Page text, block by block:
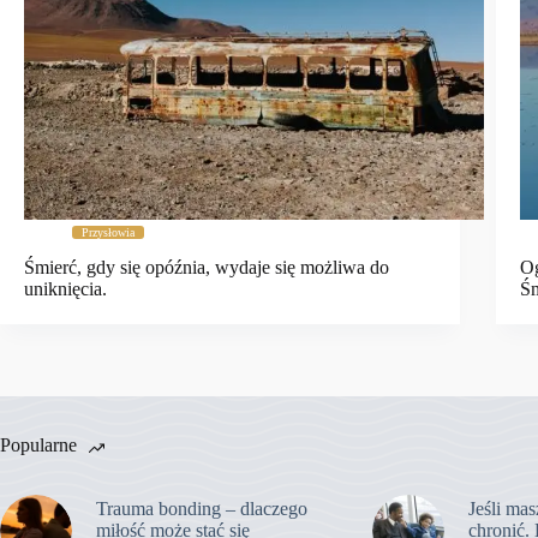
Przysłowia
Śmierć, gdy się opóźnia, wydaje się możliwa do
uniknięcia.
Popularne
Trauma bonding – dlaczego
miłość może stać się
Jeśli
chronić.